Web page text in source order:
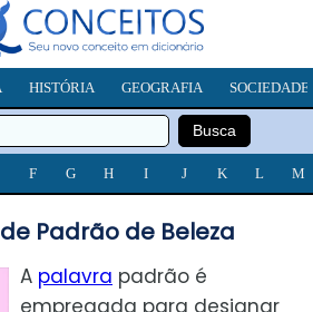
HISTÓRIA GEOGRAFIA SOCIEDADE
F G H I J K L M
Padrão de Beleza
A palavra padrão é